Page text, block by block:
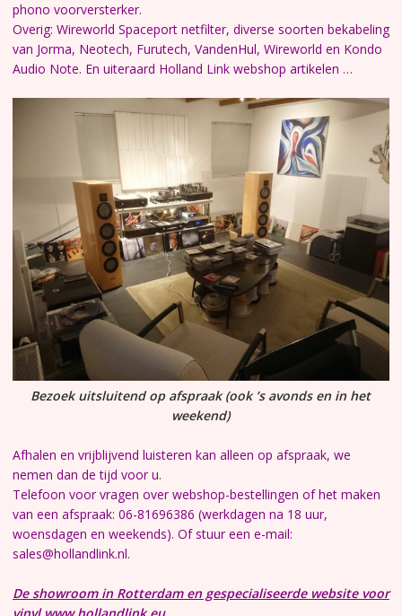
phono voorversterker.
Overig: Wireworld Spaceport netfilter, diverse soorten bekabeling
van Jorma, Neotech, Furutech, VandenHul, Wireworld en Kondo
Audio Note. En uiteraard Holland Link webshop artikelen …
Bezoek uitsluitend op afspraak (ook ’s avonds en in het
weekend)
Afhalen en vrijblijvend luisteren kan alleen op afspraak, we
nemen dan de tijd voor u.
Telefoon voor vragen over webshop-bestellingen of het maken
van een afspraak: 06-81696386 (werkdagen na 18 uur,
woensdagen en weekends). Of stuur een e-mail:
sales@hollandlink.nl.
De showroom in Rotterdam en gespecialiseerde website voor